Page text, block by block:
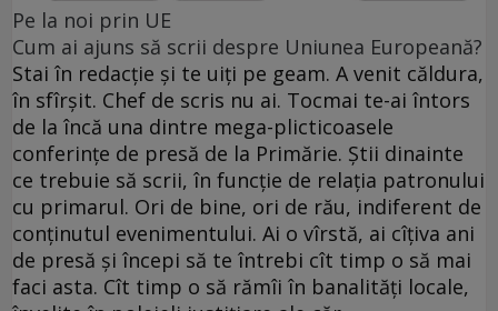
Pe la noi prin UE
Cum ai ajuns să scrii despre Uniunea Europeană?
Stai în redacţie şi te uiţi pe geam. A venit căldura,
în sfîrşit. Chef de scris nu ai. Tocmai te-ai întors
de la încă una dintre mega-plicticoasele
conferinţe de presă de la Primărie. Ştii dinainte
ce trebuie să scrii, în funcţie de relaţia patronului
cu primarul. Ori de bine, ori de rău, indiferent de
conţinutul evenimentului. Ai o vîrstă, ai cîţiva ani
de presă şi începi să te întrebi cît timp o să mai
faci asta. Cît timp o să rămîi în banalităţi locale,